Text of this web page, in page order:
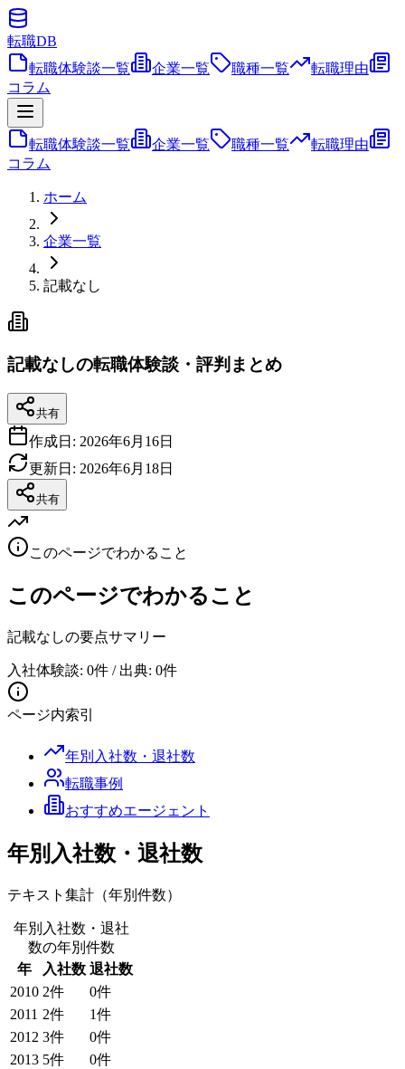
転職DB
転職体験談一覧
企業一覧 職種一覧
転職理由
コラム
転職体験談一覧 企業一覧 職種一覧
転職理由
コラム
ホーム
企業一覧
記載なし
記載なしの転職体験談・評判まとめ
共有
作成日: 2026年6月16日
更新日: 2026年6月18日
共有
このページでわかること
このページでわかること
記載なしの要点サマリー
入社体験談: 0件 / 出典: 0件
ページ内索引
年別入社数・退社数
転職事例
おすすめエージェント
年別入社数・退社数
テキスト集計（年別件数）
年別入社数・退社
数の年別件数
年
入社数 退社数
2010 2件 0件
2011 2件 1件
2012 3件 0件
2013 5件 0件